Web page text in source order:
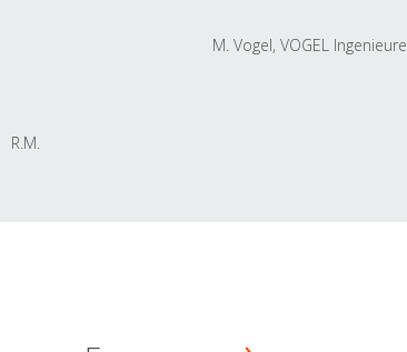
R.M.
M. Vogel, VOGEL Ingenieure